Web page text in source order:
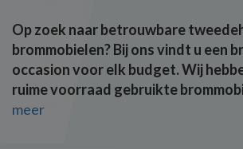
Op zoek naar betrouwbare
brommobielen? Bij ons vindt u een
occasion voor elk budget. Wij
ruime voorraad gebruikte
meer